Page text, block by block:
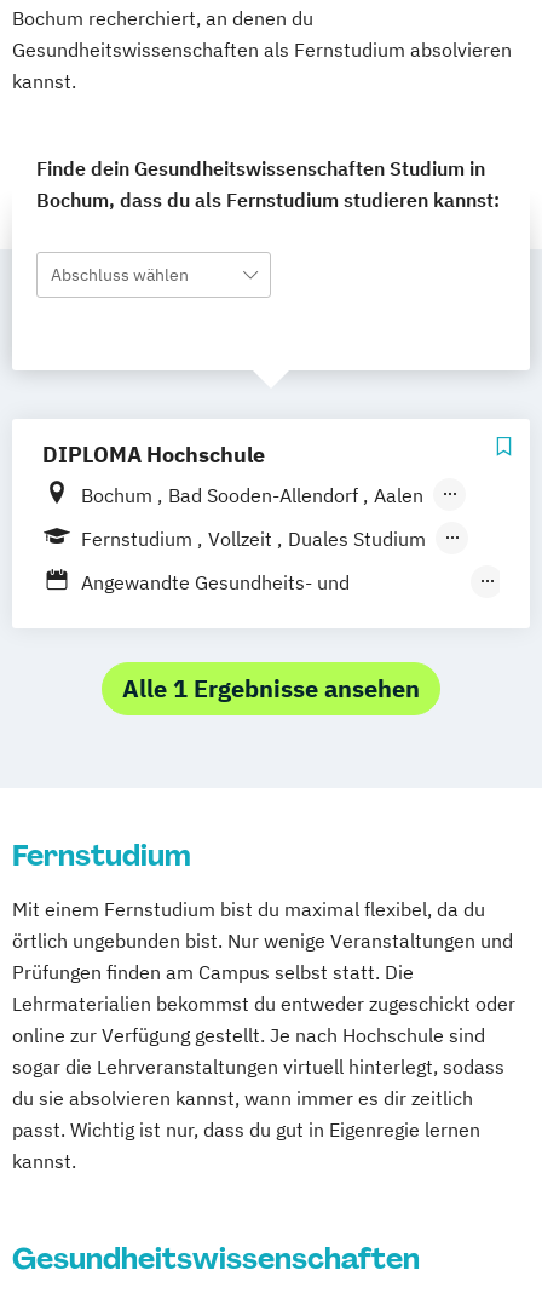
Bochum recherchiert, an denen du
Gesundheitswissenschaften als Fernstudium absolvieren
kannst.
Finde dein Gesundheitswissenschaften Studium in
Bochum, dass du als Fernstudium studieren kannst:
Abschluss wählen
DIPLOMA Hochschule
Bochum Bad Sooden-Allendorf
Aalen
Baden-Baden
Berlin
Bonn
Heilbronn Kassel Leipzig
Mannheim
München Kaiserslautern Wiesbaden
Regenstauf Dresden Hoyerswerda
Magdeburg Ostfildern
Fernstudium Vollzeit
Duales Studium
Berufsbegleitendes Präsenzstudium
Angewandte Gesundheits- und
Frühpädagogik – Leitung und Management
in der frühkindlichen Bildung
Kindheitspädagogik Duales Studium
Komplementäre Heilverfahren in der
Schmerztherapie
Krisenmanagement im Be­völ­kerungsschutz
i.V.
Logopädie
Medical Fitness & Athletic Management
Medizinalfachberufe
Pharmamanagement und
Alle 1 Ergebnisse ansehen
Fernstudium
Mit einem Fernstudium bist du maximal flexibel, da du
örtlich ungebunden bist. Nur wenige Veranstaltungen und
Prüfungen finden am Campus selbst statt. Die
Lehrmaterialien bekommst du entweder zugeschickt oder
online zur Verfügung gestellt. Je nach Hochschule sind
sogar die Lehrveranstaltungen virtuell hinterlegt, sodass
du sie absolvieren kannst, wann immer es dir zeitlich
passt. Wichtig ist nur, dass du gut in Eigenregie lernen
kannst.
Gesundheitswissenschaften